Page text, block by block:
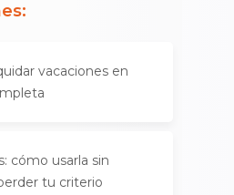
:
vacaciones en
cómo usarla sin
tu criterio